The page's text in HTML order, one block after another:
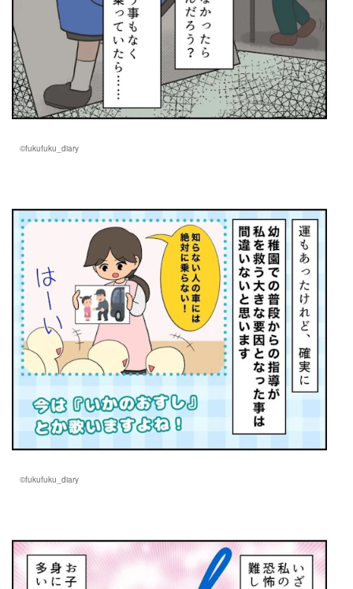
©fukufuku_diary
©fukufuku_diary